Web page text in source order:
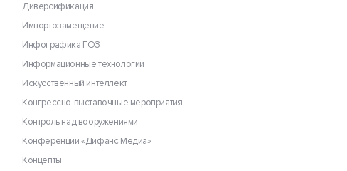
Диверсификация
Импортозамещение
Инфографика ГОЗ
Информационные технологии
Искусственный интеллект
Конгрессно-выставочные мероприятия
Контроль над вооружениями
Конференции «Дифанс Медиа»
Концепты